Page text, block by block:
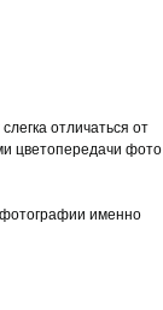
отличаться от
цветопередачи фото
именно